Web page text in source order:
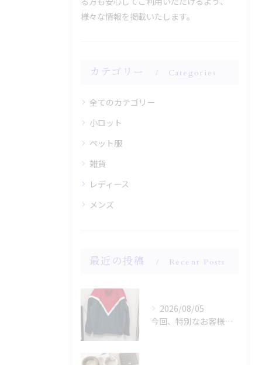
様々な情報を掲載いたします。
カテゴリー Categories
全てのカテゴリー
小ロット
ペット服
雑貨
レディース
メンズ
最近の投稿 Recent Posts
2026/08/05
今回、特別なお客様のためにファッションショー用のサンプルを手...